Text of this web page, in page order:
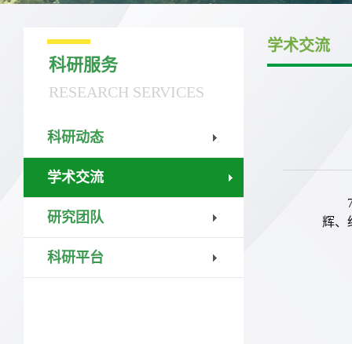
科研服务
RESEARCH SERVICES
科研动态
学术交流
研究团队
科研平台
学术交流
辉、